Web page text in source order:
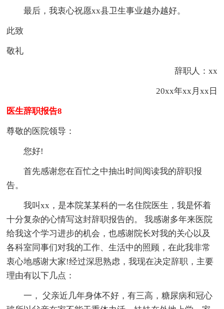
最后，我衷心祝愿xx县卫生事业越办越好。
此致
敬礼
辞职人：xx
20xx年xx月xx日
医生辞职报告8
尊敬的医院领导：
您好!
首先感谢您在百忙之中抽出时间阅读我的辞职报
告。
我叫xx，是本院某某科的一名住院医生，我是怀着
十分复杂的心情写这封辞职报告的。 我感谢多年来医院
给我这个学习进步的机会，也感谢院长对我的关心以及
各科室同事们对我的工作、生活中的照顾，在此我非常
衷心地感谢大家!经过深思熟虑，我现在决定辞职，主要
理由有以下几点：
一， 父亲近几年身体不好，有三高，糖尿病和冠心